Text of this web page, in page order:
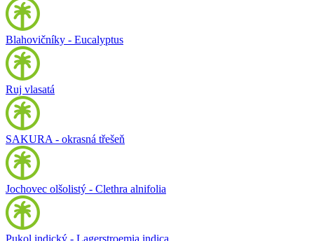
Blahovičníky - Eucalyptus
Ruj vlasatá
SAKURA - okrasná třešeň
Jochovec olšolistý - Clethra alnifolia
Pukol indický - Lagerstroemia indica